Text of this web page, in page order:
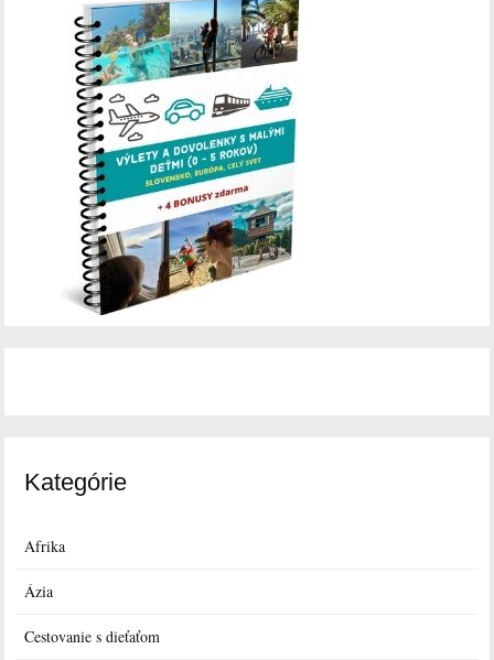
Kategórie
Afrika
Ázia
Cestovanie s dieťaťom